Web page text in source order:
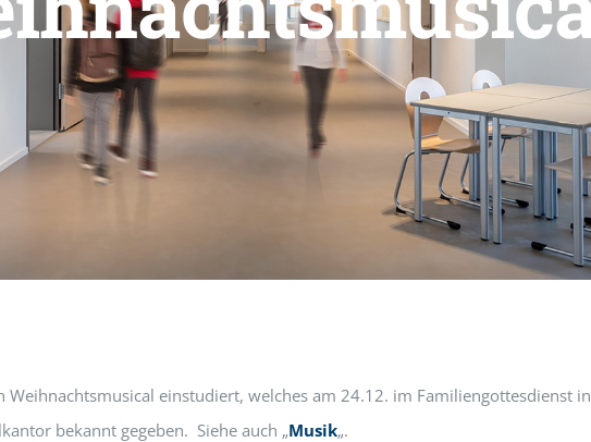
einstudiert, welches am 24.12. im Familiengottesdienst
bekannt gegeben. Siehe auch „Musik„.